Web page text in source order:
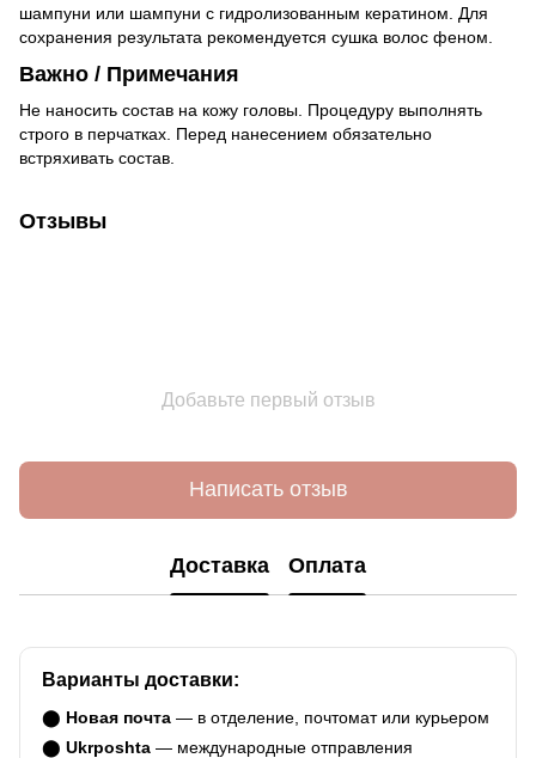
шампуни или шампуни с гидролизованным кератином. Для
сохранения результата рекомендуется сушка волос феном.
Важно / Примечания
Не наносить состав на кожу головы. Процедуру выполнять
строго в перчатках. Перед нанесением обязательно
встряхивать состав.
Отзывы
Добавьте первый отзыв
Написать отзыв
Доставка Оплата
Варианты доставки:
⬤ Новая почта — в отделение, почтомат или курьером
⬤ Ukrposhta — международные отправления